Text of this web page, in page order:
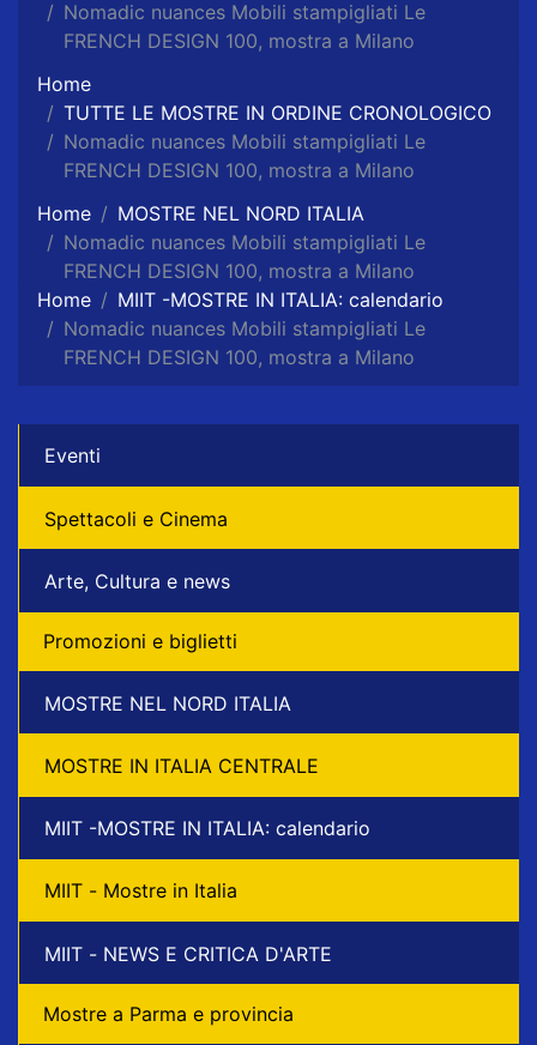
Nomadic nuances Mobili stampigliati Le
FRENCH DESIGN 100, mostra a Milano
Home
TUTTE LE MOSTRE IN ORDINE CRONOLOGICO
Nomadic nuances Mobili stampigliati Le
FRENCH DESIGN 100, mostra a Milano
Home
MOSTRE NEL NORD ITALIA
Nomadic nuances Mobili stampigliati Le
FRENCH DESIGN 100, mostra a Milano
Home
MIIT -MOSTRE IN ITALIA: calendario
Nomadic nuances Mobili stampigliati Le
FRENCH DESIGN 100, mostra a Milano
Eventi
Spettacoli e Cinema
Arte, Cultura e news
Promozioni e biglietti
MOSTRE NEL NORD ITALIA
MOSTRE IN ITALIA CENTRALE
MIIT -MOSTRE IN ITALIA: calendario
MIIT - Mostre in Italia
MIIT - NEWS E CRITICA D'ARTE
Mostre a Parma e provincia